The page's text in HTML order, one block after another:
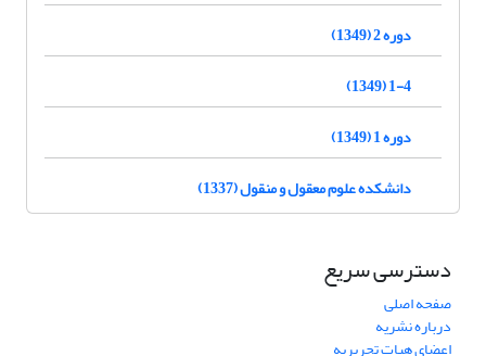
دوره 2 (1349)
1-4 (1349)
دوره 1 (1349)
دانشکده علوم معقول و منقول (1337)
دسترسی سریع
صفحه اصلی
درباره نشریه
اعضای هیات تحریریه